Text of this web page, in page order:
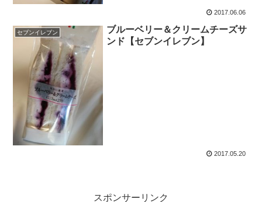
2017.06.06
セブンイレブン
ブルーベリー＆クリームチーズサ
ンド【セブンイレブン】
2017.05.20
スポンサーリンク